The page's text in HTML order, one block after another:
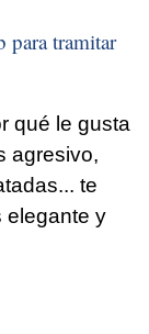
para tramitar
qué le gusta
agresivo,
te
elegante y